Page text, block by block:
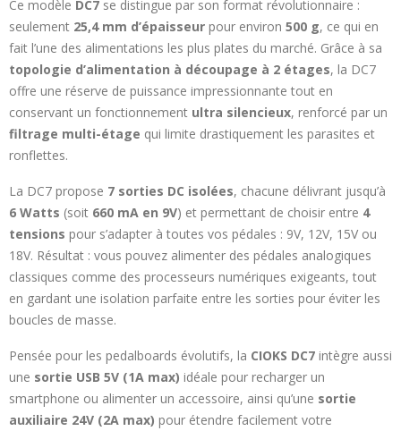
Ce modèle DC7 se distingue par son format révolutionnaire :
seulement 25,4 mm d’épaisseur pour environ 500 g, ce qui en
fait l’une des alimentations les plus plates du marché. Grâce à sa
topologie d’alimentation à découpage à 2 étages, la DC7
offre une réserve de puissance impressionnante tout en
conservant un fonctionnement ultra silencieux, renforcé par un
filtrage multi-étage qui limite drastiquement les parasites et
ronflettes.
La DC7 propose 7 sorties DC isolées, chacune délivrant jusqu’à
6 Watts (soit 660 mA en 9V) et permettant de choisir entre 4
tensions pour s’adapter à toutes vos pédales : 9V, 12V, 15V ou
18V. Résultat : vous pouvez alimenter des pédales analogiques
classiques comme des processeurs numériques exigeants, tout
en gardant une isolation parfaite entre les sorties pour éviter les
boucles de masse.
Pensée pour les pedalboards évolutifs, la CIOKS DC7 intègre aussi
une sortie USB 5V (1A max) idéale pour recharger un
smartphone ou alimenter un accessoire, ainsi qu’une sortie
auxiliaire 24V (2A max) pour étendre facilement votre